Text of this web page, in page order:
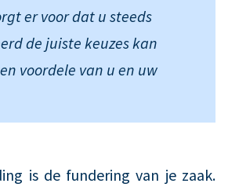
er voor dat u steeds
de juiste keuzes kan
voordele van u en uw
is de fundering van je zaak.